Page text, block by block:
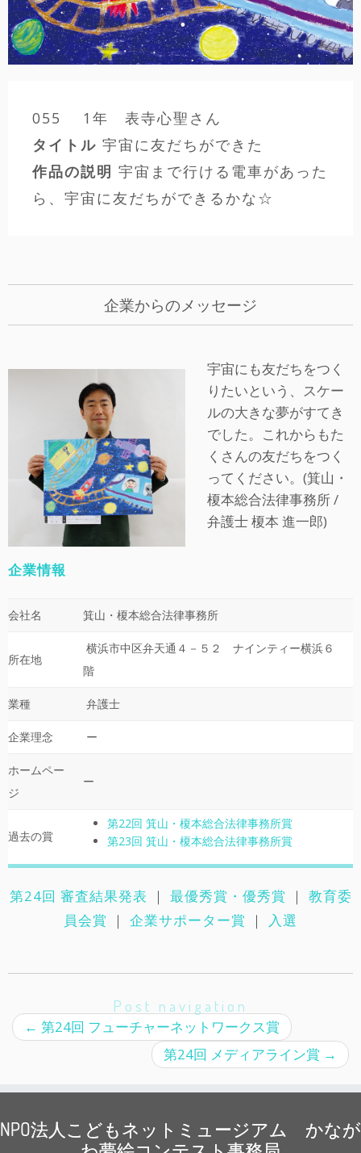
055 1年 表寺心聖さん
タイトル 宇宙に友だちができた
作品の説明 宇宙まで行ける電車があった
ら、宇宙に友だちができるかな☆
企業からのメッセージ
宇宙にも友だちをつく
りたいという、スケー
ルの大きな夢がすてき
でした。これからもた
くさんの友だちをつく
ってください。(箕山・
榎本総合法律事務所 /
弁護士 榎本 進一郎)
企業情報
会社名 箕山・榎本総合法律事務所
所在地
横浜市中区弁天通４－５２ ナインティー横浜６
階
業種 弁護士
企業理念 ー
ホームペー
ジ
ー
過去の賞
第22回 箕山・榎本総合法律事務所賞
第23回 箕山・榎本総合法律事務所賞
第24回 審査結果発表 ｜ 最優秀賞・優秀賞 ｜ 教育委
員会賞 ｜ 企業サポーター賞 ｜ 入選
Post navigation
← 第24回 フューチャーネットワークス賞
第24回 メディアライン賞 →
NPO法人こどもネットミュージアム かなが